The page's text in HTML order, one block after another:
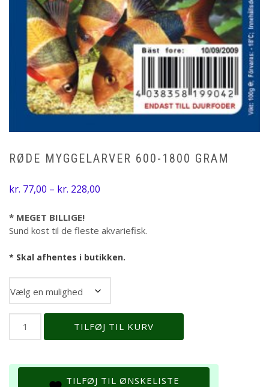
RØDE MYGGELARVER 600-1800 GRAM
kr. 77,00 – kr. 228,00
kr. 228,00
* MEGET BILLIGE!
Sund kost til de fleste akvariefisk.
* Skal afhentes i butikken.
myggelarver
gram
TILFØJ TIL KURV
TILFØJ TIL ØNSKELISTE